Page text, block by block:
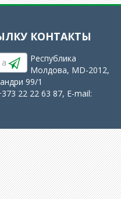
КОНТАКТЫ
Республика
Молдова, MD-2012,
99/1
22 22 63 87, E-mail: